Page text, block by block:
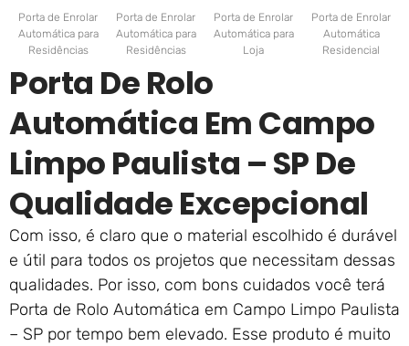
Porta de Enrolar
Automática para
Residências
Porta de Enrolar
Automática para
Residências
Porta de Enrolar
Automática para
Loja
Porta de Enrolar
Automática
Residencial
Porta De Rolo
Automática Em Campo
Limpo Paulista – SP De
Qualidade Excepcional
Com isso, é claro que o material escolhido é durável
e útil para todos os projetos que necessitam dessas
qualidades. Por isso, com bons cuidados você terá
Porta de Rolo Automática em Campo Limpo Paulista
– SP por tempo bem elevado. Esse produto é muito